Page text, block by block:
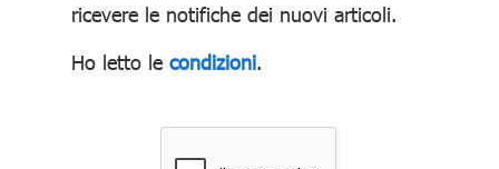
ricevere le notifiche dei nuovi articoli.
Ho letto le condizioni.